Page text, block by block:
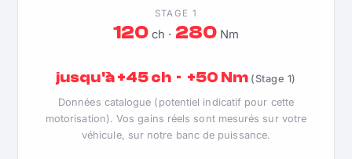
STAGE 1
120 ch · 280Nm
jusqu'à +45 ch · +50 Nm (Stage 1)
Données catalogue (potentiel indicatif pour cette
motorisation). Vos gains réels sont mesurés sur votre
véhicule, sur notre banc de puissance.